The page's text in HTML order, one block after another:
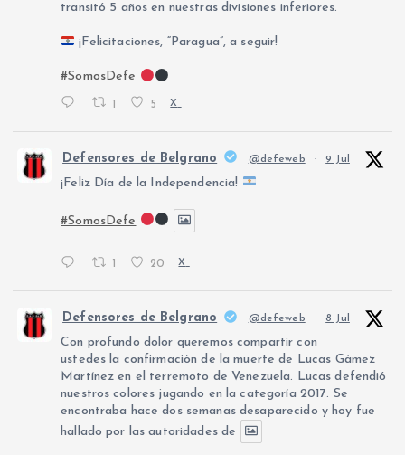
transitó 5 años en nuestras divisiones inferiores.
¡Felicitaciones, “Paragua”, a seguir!
#SomosDefe
1 5 X
Defensores de Belgrano @defeweb · 9 Jul
¡Feliz Día de la Independencia!
#SomosDefe
20 X
Defensores de Belgrano @defeweb · 8 Jul
Con profundo dolor queremos compartir con
ustedes la confirmación de la muerte de Lucas Gámez
Martínez en el terremoto de Venezuela. Lucas defendió
nuestros colores jugando en la categoría 2017. Se
encontraba hace dos semanas desaparecido y hoy fue
hallado por las autoridades de